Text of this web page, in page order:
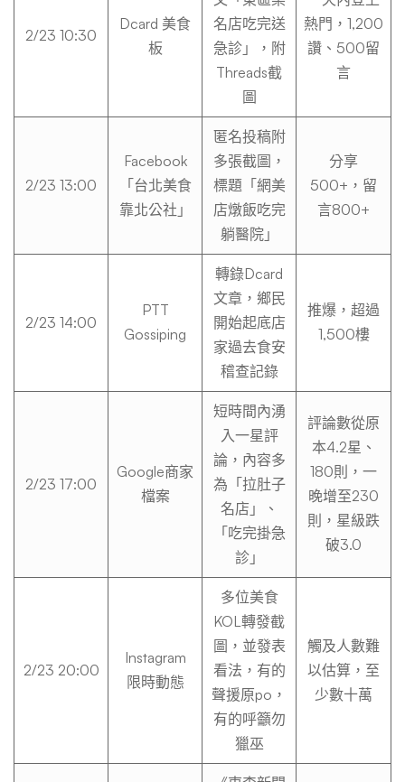
2/23 10:30
Dcard 美食
板
名店吃完送
急診」，附
Threads截
圖
熱門，1,200
讚、500留
言
2/23 13:00
Facebook
「台北美食
靠北公社」
匿名投稿附
多張截圖，
標題「網美
店燉飯吃完
躺醫院」
分享
500+，留
言800+
2/23 14:00
PTT
Gossiping
轉錄Dcard
文章，鄉民
開始起底店
家過去食安
稽查記錄
推爆，超過
1,500樓
2/23 17:00
Google商家
檔案
短時間內湧
入一星評
論，內容多
為「拉肚子
名店」、
「吃完掛急
診」
評論數從原
本4.2星、
180則，一
晚增至230
則，星級跌
破3.0
2/23 20:00
Instagram
限時動態
多位美食
KOL轉發截
圖，並發表
看法，有的
聲援原po，
有的呼籲勿
獵巫
觸及人數難
以估算，至
少數十萬